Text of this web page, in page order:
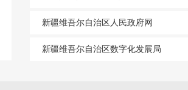
新疆维吾尔自治区人民政府网
新疆维吾尔自治区数字化发展局